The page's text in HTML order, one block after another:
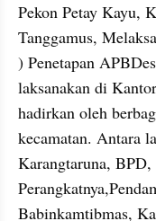
Pekon Petay Kayu,
Tanggamus,
) Penetapan
laksanakan di
hadirkan oleh
kecamatan. Antara
Karangtaruna,
Babinkamtibmas,